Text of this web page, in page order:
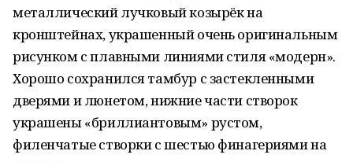
металлический лучковый козырёк на
кронштейнах, украшенный очень оригинальным
рисунком с плавными линиями стиля «модерн».
Хорошо сохранился тамбур с застекленными
дверями и люнетом, нижние части створок
украшены «бриллиантовым» рустом,
филенчатые створки с шестью финагериями на